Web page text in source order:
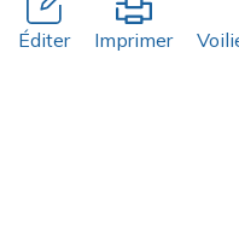
Éditer Imprimer